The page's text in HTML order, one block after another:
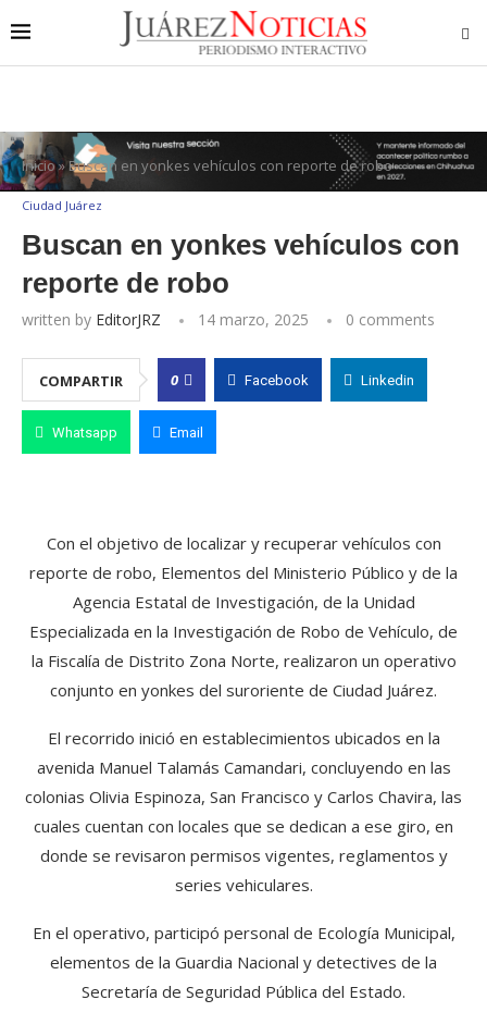
Inicio»Buscan en yonkes vehículos con reporte de robo
Ciudad Juárez
Buscan en yonkes vehículos con
reporte de robo
written by EditorJRZ 14 marzo, 2025 0 comments
COMPARTIR 0 Facebook Linkedin
Whatsapp Email
Con el objetivo de localizar y recuperar vehículos con
reporte de robo, Elementos del Ministerio Público y de la
Agencia Estatal de Investigación, de la Unidad
Especializada en la Investigación de Robo de Vehículo, de
la Fiscalía de Distrito Zona Norte, realizaron un operativo
conjunto en yonkes del suroriente de Ciudad Juárez.
El recorrido inició en establecimientos ubicados en la
avenida Manuel Talamás Camandari, concluyendo en las
colonias Olivia Espinoza, San Francisco y Carlos Chavira, las
cuales cuentan con locales que se dedican a ese giro, en
donde se revisaron permisos vigentes, reglamentos y
series vehiculares.
En el operativo, participó personal de Ecología Municipal,
elementos de la Guardia Nacional y detectives de la
Secretaría de Seguridad Pública del Estado.